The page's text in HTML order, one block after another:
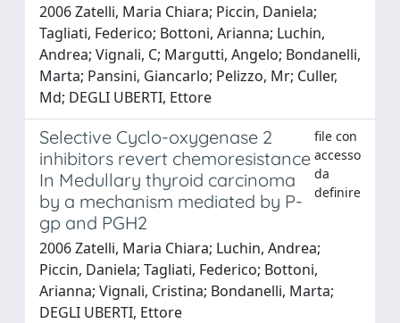
2006 Zatelli, Maria Chiara; Piccin, Daniela;
Tagliati, Federico; Bottoni, Arianna; Luchin,
Andrea; Vignali, C; Margutti, Angelo; Bondanelli,
Marta; Pansini, Giancarlo; Pelizzo, Mr; Culler,
Md; DEGLI UBERTI, Ettore
Selective Cyclo-oxygenase 2
inhibitors revert chemoresistance
In Medullary thyroid carcinoma
by a mechanism mediated by P-
gp and PGH2
file con
accesso
da
definire
2006 Zatelli, Maria Chiara; Luchin, Andrea;
Piccin, Daniela; Tagliati, Federico; Bottoni,
Arianna; Vignali, Cristina; Bondanelli, Marta;
DEGLI UBERTI, Ettore